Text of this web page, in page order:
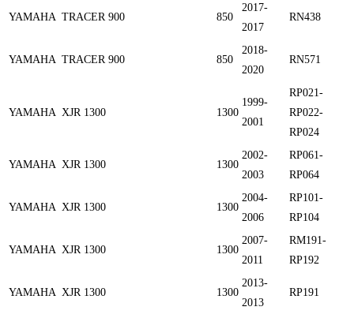
YAMAHA TRACER 900 850
2017-
2017
RN438
YAMAHA TRACER 900 850
2018-
2020
RN571
YAMAHA XJR 1300 1300
1999-
2001
RP021-
RP022-
RP024
YAMAHA XJR 1300 1300
2002-
2003
RP061-
RP064
YAMAHA XJR 1300 1300
2004-
2006
RP101-
RP104
YAMAHA XJR 1300 1300
2007-
2011
RM191-
RP192
YAMAHA XJR 1300 1300
2013-
2013
RP191